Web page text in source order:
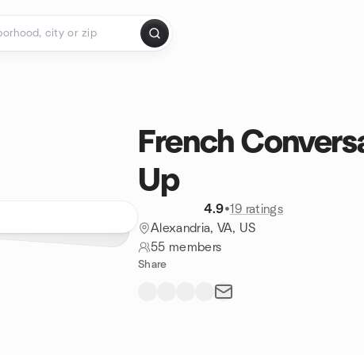
French
Up
4.9•19 ratings
Alexandria, VA, US
55 members
Share